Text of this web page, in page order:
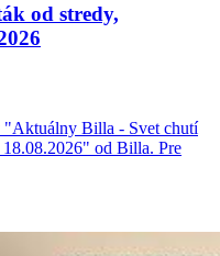
od stredy,
"Aktuálny Billa - Svet chutí
od Billa. Pre